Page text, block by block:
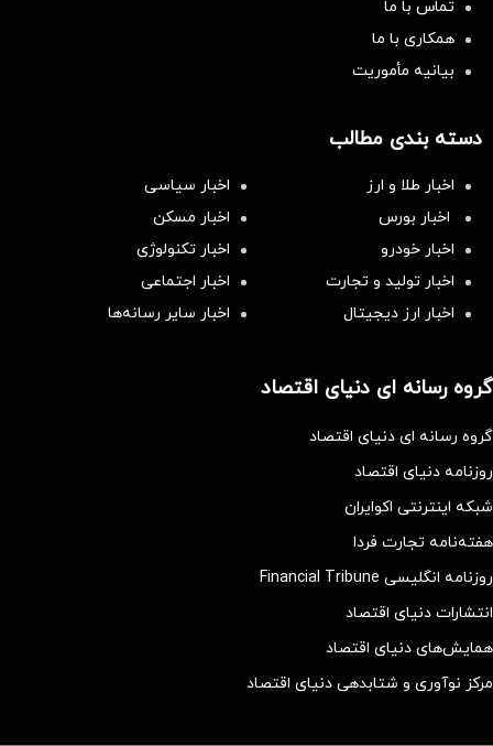
تماس با ما
همکاری با ما
بیانیه مأموریت
دسته بندی مطالب
اخبار طلا و ارز
اخبار سیاسی
اخبار بورس
اخبار مسکن
اخبار خودرو
اخبار تکنولوژی
اخبار تولید و تجارت
اخبار اجتماعی
اخبار ارز دیجیتال
اخبار سایر رسانه‌‌ها
گروه رسانه ای دنیای اقتصاد
گروه رسانه ای دنیای اقتصاد
روزنامه دنیای اقتصاد
شبکه اینترنتی اکوایران
هفته‌نامه تجارت فردا
روزنامه انگلیسی Financial Tribune
انتشارات دنیای اقتصاد
همایش‌های دنیای اقتصاد
مرکز نوآوری و شتابدهی دنیای اقتصاد